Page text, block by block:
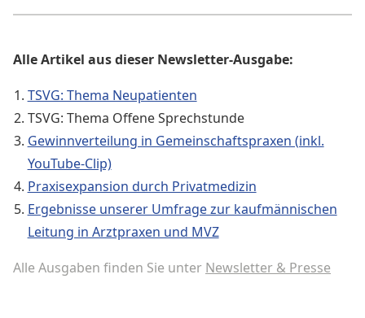
Alle Artikel aus dieser Newsletter-Ausgabe:
TSVG: Thema Neupatienten
TSVG: Thema Offene Sprechstunde
Gewinnverteilung in Gemeinschaftspraxen (inkl.
YouTube-Clip)
Praxisexpansion durch Privatmedizin
Ergebnisse unserer Umfrage zur kaufmännischen
Leitung in Arztpraxen und MVZ
Alle Ausgaben finden Sie unter Newsletter & Presse